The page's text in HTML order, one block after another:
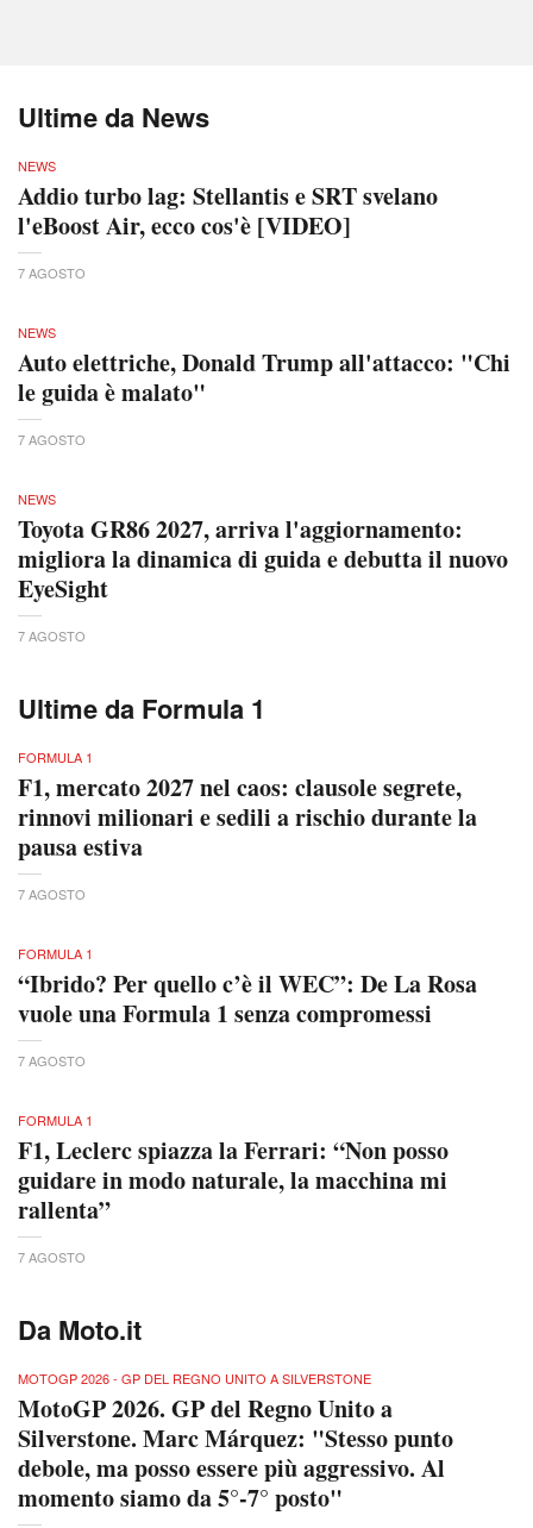
Ultime da News
NEWS
Addio turbo lag: Stellantis e SRT svelano
l'eBoost Air, ecco cos'è [VIDEO]
7 AGOSTO
NEWS
Auto elettriche, Donald Trump all'attacco: "Chi
le guida è malato"
7 AGOSTO
NEWS
Toyota GR86 2027, arriva l'aggiornamento:
migliora la dinamica di guida e debutta il nuovo
EyeSight
7 AGOSTO
Ultime da Formula 1
FORMULA 1
F1, mercato 2027 nel caos: clausole segrete,
rinnovi milionari e sedili a rischio durante la
pausa estiva
7 AGOSTO
FORMULA 1
“Ibrido? Per quello c’è il WEC”: De La Rosa
vuole una Formula 1 senza compromessi
7 AGOSTO
FORMULA 1
F1, Leclerc spiazza la Ferrari: “Non posso
guidare in modo naturale, la macchina mi
rallenta”
7 AGOSTO
Da Moto.it
MOTOGP 2026 - GP DEL REGNO UNITO A SILVERSTONE
MotoGP 2026. GP del Regno Unito a
Silverstone. Marc Márquez: "Stesso punto
debole, ma posso essere più aggressivo. Al
momento siamo da 5°-7° posto"